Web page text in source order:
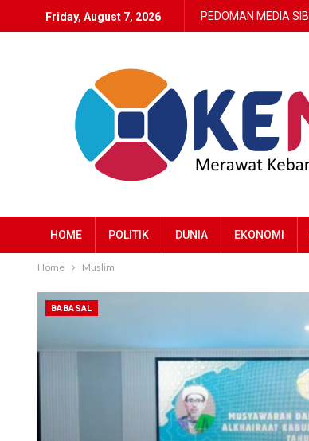
Friday, August 7, 2026 PEDOMAN MEDIA
HOME POLITIK DUNIA EKONOMI
Home Muslim
BABASAL